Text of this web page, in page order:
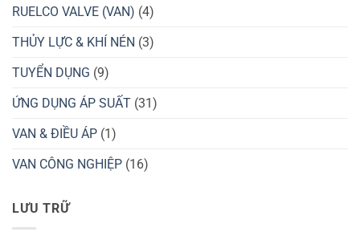
RUELCO VALVE (VAN) (4)
THỦY LỰC & KHÍ NÉN (3)
TUYỂN DỤNG (9)
ỨNG DỤNG ÁP SUẤT (31)
VAN & ĐIỀU ÁP (1)
VAN CÔNG NGHIỆP (16)
LƯU TRỮ